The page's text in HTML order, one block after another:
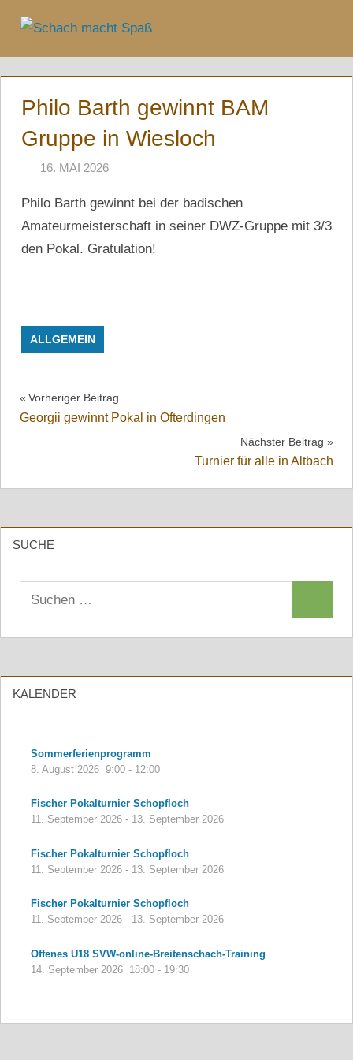
Inhalt
springen
Philo Barth gewinnt BAM
Gruppe in Wiesloch
16. MAI 2026
Philo Barth gewinnt bei der badischen
Amateurmeisterschaft in seiner DWZ-Gruppe mit 3/3
den Pokal. Gratulation!
ALLGEMEIN
Beitragsnavigation
Vorheriger Beitrag
Georgii gewinnt Pokal in Ofterdingen
Nächster Beitrag
Turnier für alle in Altbach
SUCHE
KALENDER
Sommerferienprogramm
8. August 2026 9:00 - 12:00
Fischer Pokalturnier Schopfloch
11. September 2026 - 13. September 2026
Fischer Pokalturnier Schopfloch
11. September 2026 - 13. September 2026
Fischer Pokalturnier Schopfloch
11. September 2026 - 13. September 2026
Offenes U18 SVW-online-Breitenschach-Training
14. September 2026 18:00 - 19:30